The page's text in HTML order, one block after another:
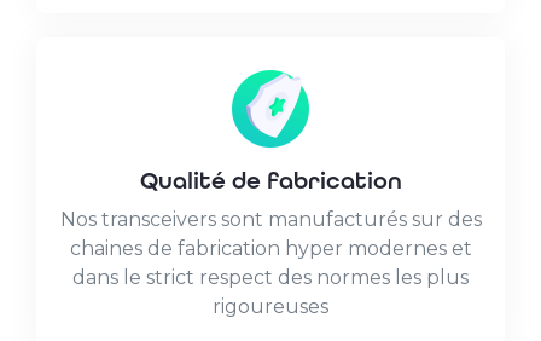
Qualité de fabrication
Nos transceivers sont manufacturés sur des
chaines de fabrication hyper modernes et
dans le strict respect des normes les plus
rigoureuses